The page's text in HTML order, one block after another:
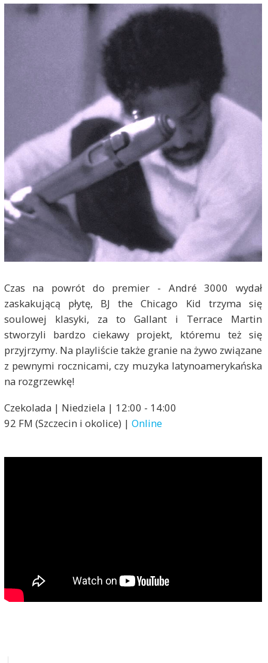
Czas na powrót do premier - André 3000 wydał
zaskakującą płytę, BJ the Chicago Kid trzyma się
soulowej klasyki, za to Gallant i Terrace Martin
stworzyli bardzo ciekawy projekt, któremu też się
przyjrzymy. Na playliście także granie na żywo związane
z pewnymi rocznicami, czy muzyka latynoamerykańska
na rozgrzewkę!
Czekolada | Niedziela | 12:00 - 14:00
92 FM (Szczecin i okolice) | Online